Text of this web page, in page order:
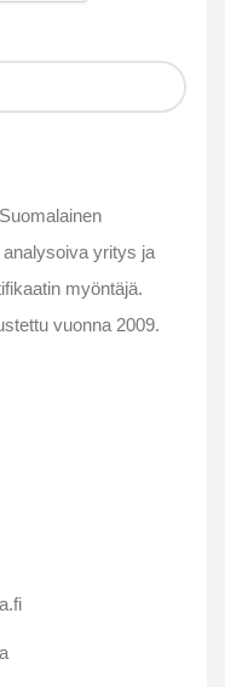
yritys ja
myöntäjä.
vuonna 2009.